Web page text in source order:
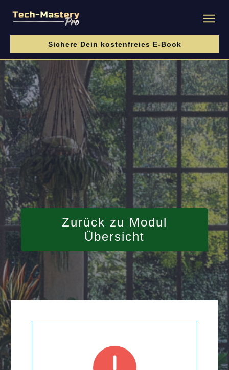
Sichere Dein kostenfreies E-Book
Zurück zu Modul
Übersicht